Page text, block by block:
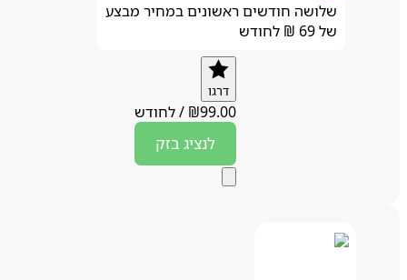
שלושה חודשים ראשונים במחיר מבצע
₪99.00
/לחודש
לנציגבזק